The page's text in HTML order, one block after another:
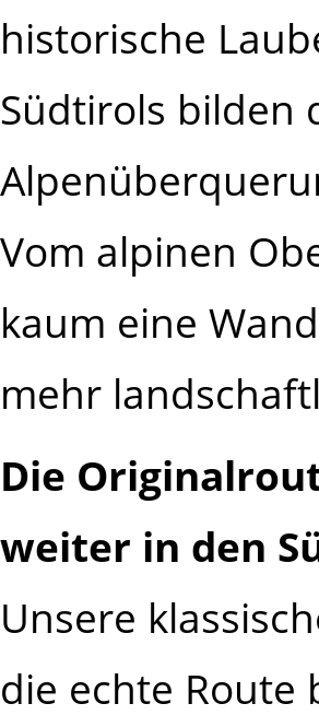
historische
Südtirols bilden
Vom alpinen
kaum eine
mehr
Die
weiter in den
Unsere
die echte Route